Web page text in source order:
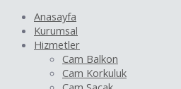
Anasayfa
Kurumsal
Hizmetler
Cam Balkon
Cam Korkuluk